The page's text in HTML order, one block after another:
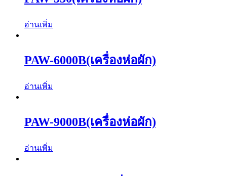
อ่านเพิ่ม
PAW-6000B(เครื่องห่อผัก)
อ่านเพิ่ม
PAW-9000B(เครื่องห่อผัก)
อ่านเพิ่ม